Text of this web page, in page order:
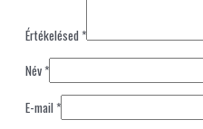
Értékelésed*
Név*
E-mail*